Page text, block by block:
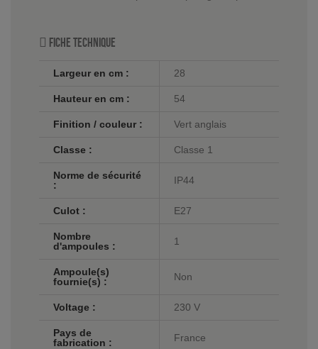
Fiche technique
Largeur en cm : 28
Hauteur en cm : 54
Finition / couleur : Vert anglais
Classe : Classe 1
Norme de sécurité
:
IP44
Culot : E27
Nombre
d'ampoules :
1
Ampoule(s)
fournie(s) :
Non
Voltage : 230 V
Pays de
fabrication :
France